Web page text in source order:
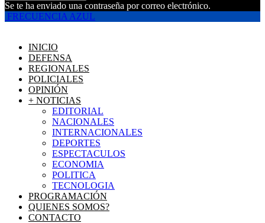
Se te ha enviado una contraseña por correo electrónico.
FRECUENCIA AZUL
INICIO
DEFENSA
REGIONALES
POLICIALES
OPINIÓN
+ NOTICIAS
EDITORIAL
NACIONALES
INTERNACIONALES
DEPORTES
ESPECTACULOS
ECONOMIA
POLITICA
TECNOLOGIA
PROGRAMACIÓN
QUIENES SOMOS?
CONTACTO